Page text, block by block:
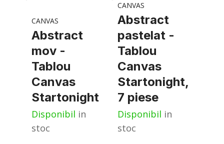
CANVAS
Abstract
mov -
Tablou
Canvas
Startonight
Disponibil in
stoc
CANVAS
Abstract
pastelat -
Tablou
Canvas
Startonight,
7 piese
Disponibil in
stoc